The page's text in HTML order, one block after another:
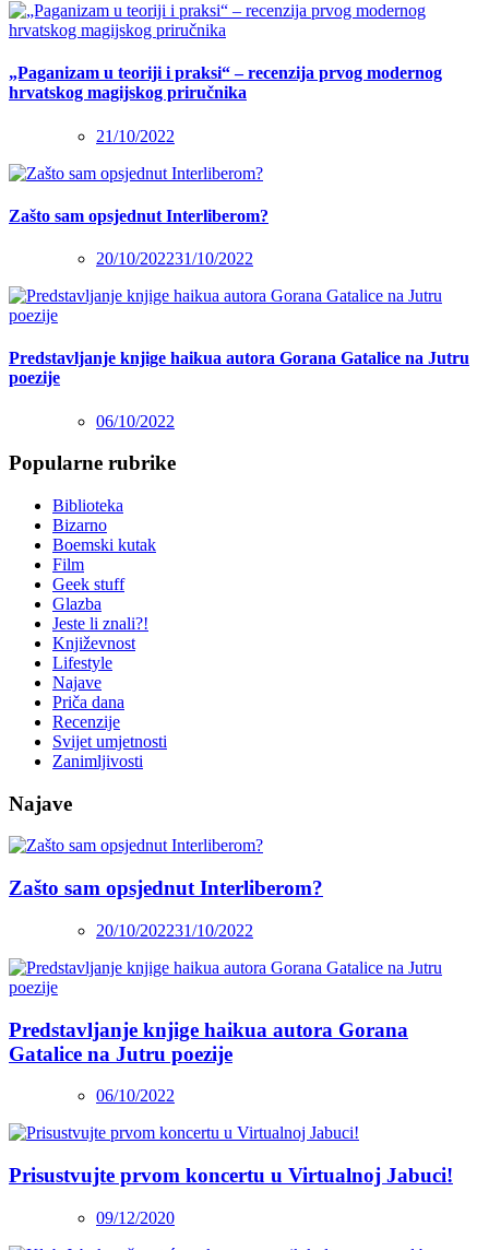
„Paganizam u teoriji i praksi“ – recenzija prvog modernog
hrvatskog magijskog priručnika
21/10/2022
Zašto sam opsjednut Interliberom?
20/10/202231/10/2022
Predstavljanje knjige haikua autora Gorana Gatalice na Jutru
poezije
06/10/2022
Popularne rubrike
Biblioteka
Bizarno
Boemski kutak
Film
Geek stuff
Glazba
Jeste li znali?!
Književnost
Lifestyle
Najave
Priča dana
Recenzije
Svijet umjetnosti
Zanimljivosti
Najave
Zašto sam opsjednut Interliberom?
20/10/202231/10/2022
Predstavljanje knjige haikua autora Gorana
Gatalice na Jutru poezije
06/10/2022
Prisustvujte prvom koncertu u Virtualnoj Jabuci!
09/12/2020